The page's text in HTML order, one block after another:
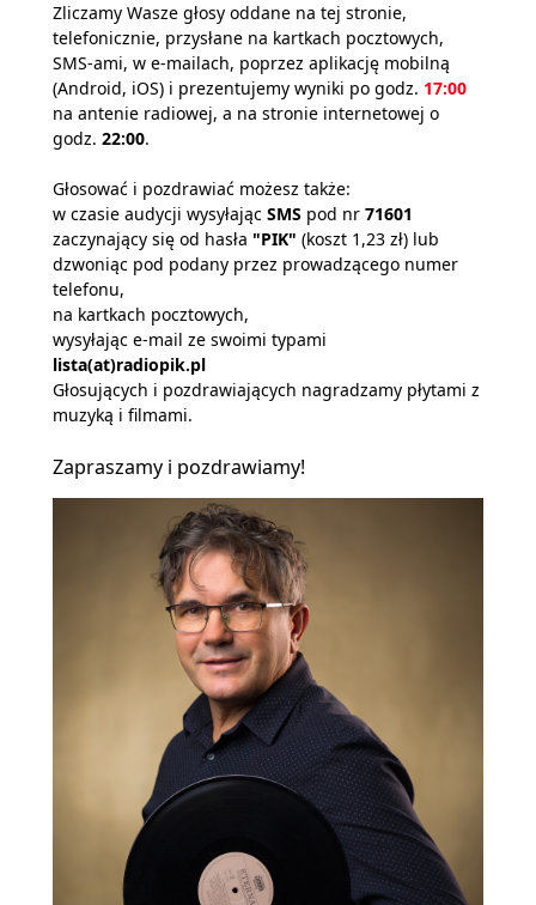
Zliczamy Wasze głosy oddane na tej stronie,
telefonicznie, przysłane na kartkach pocztowych,
SMS-ami, w e-mailach, poprzez aplikację mobilną
(Android, iOS) i prezentujemy wyniki po godz. 17:00
na antenie radiowej, a na stronie internetowej o
godz. 22:00.
Głosować i pozdrawiać możesz także:
w czasie audycji wysyłając SMS pod nr 71601
zaczynający się od hasła "PIK" (koszt 1,23 zł) lub
dzwoniąc pod podany przez prowadzącego numer
telefonu,
na kartkach pocztowych,
wysyłając e-mail ze swoimi typami
lista(at)radiopik.pl
Głosujących i pozdrawiających nagradzamy płytami z
muzyką i filmami.
Zapraszamy i pozdrawiamy!